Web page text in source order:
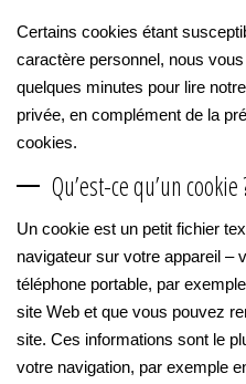
Certains cookies étant
caractère personnel, nous
quelques minutes pour lire
privée, en complément de la
cookies.
Qu’est-ce qu’un cookie
Un cookie est un petit fichier
navigateur sur votre appareil –
téléphone portable, par
site Web et que vous pouvez
site. Ces informations sont le
votre navigation, par exemple